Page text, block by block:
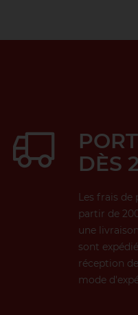
DÈS
Les frais
partir de
une
sont
réception
mode